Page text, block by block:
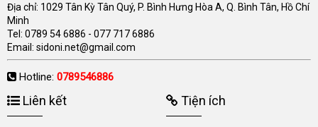
Địa chỉ: 1029 Tân Kỳ Tân Quý, P. Bình Hưng Hòa A, Q. Bình Tân, Hồ Chí
Minh
Tel: 0789 54 6886 - 077 717 6886
Email: sidoni.net@gmail.com
Hotline: 0789546886
Liên kết Tiện ích